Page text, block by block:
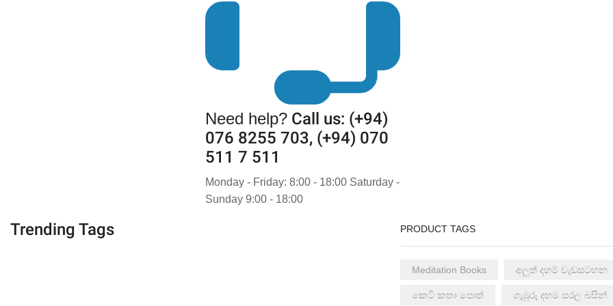
Need help? Call us: (+94)
076 8255 703, (+94) 070
511 7 511
Monday - Friday: 8:00 - 18:00 Saturday -
Sunday 9:00 - 18:00
Trending Tags PRODUCT TAGS
Meditation Books අලුත් දහම් වැඩසටහන
කෙටි කතා පොත් ගැඹුරු දහම සරල බසින්